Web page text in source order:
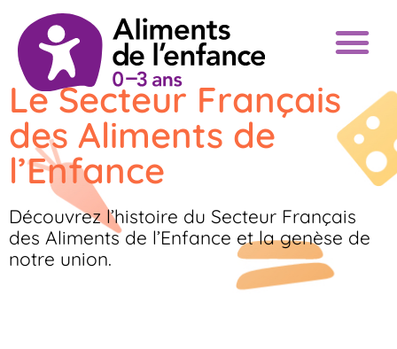
Le Secteur Français
des Aliments de
l’Enfance
Découvrez l’histoire du Secteur Français
des Aliments de l’Enfance et la genèse de
notre union.